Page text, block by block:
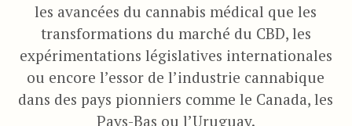
les avancées du cannabis médical que les
transformations du marché du CBD, les
expérimentations législatives internationales
ou encore l’essor de l’industrie cannabique
dans des pays pionniers comme le Canada, les
Pays-Bas ou l’Uruguay.